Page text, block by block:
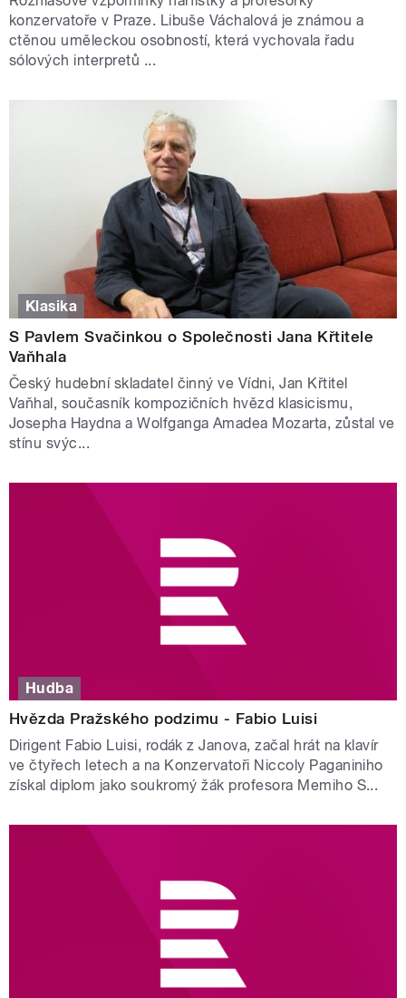
konzervatoře v Praze. Libuše Váchalová je známou a
ctěnou uměleckou osobností, která vychovala řadu
sólových interpretů ...
Klasika
S Pavlem Svačinkou o Společnosti Jana Křtitele
Vaňhala
Český hudební skladatel činný ve Vídni, Jan Křtitel
Vaňhal, současník kompozičních hvězd klasicismu,
Josepha Haydna a Wolfganga Amadea Mozarta, zůstal ve
stínu svýc...
Hudba
Hvězda Pražského podzimu - Fabio Luisi
Dirigent Fabio Luisi, rodák z Janova, začal hrát na klavír
ve čtyřech letech a na Konzervatoři Niccoly Paganiniho
získal diplom jako soukromý žák profesora Memiho S...